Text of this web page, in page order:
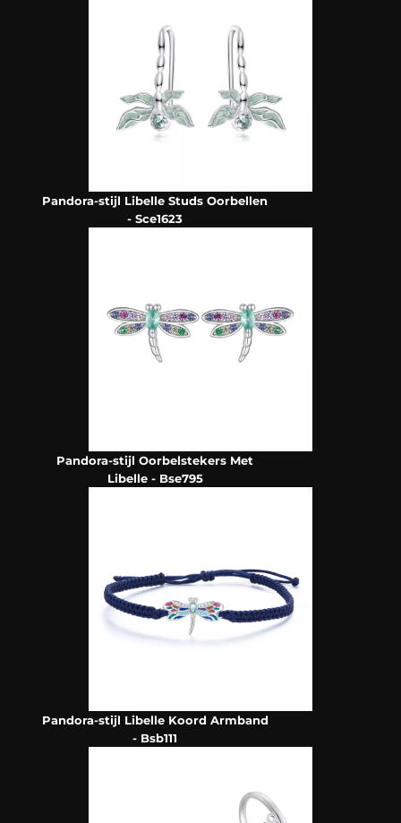
Pandora-stijl Libelle Studs Oorbellen
- Sce1623
Pandora-stijl Oorbelstekers Met
Libelle - Bse795
Pandora-stijl Libelle Koord Armband
- Bsb111